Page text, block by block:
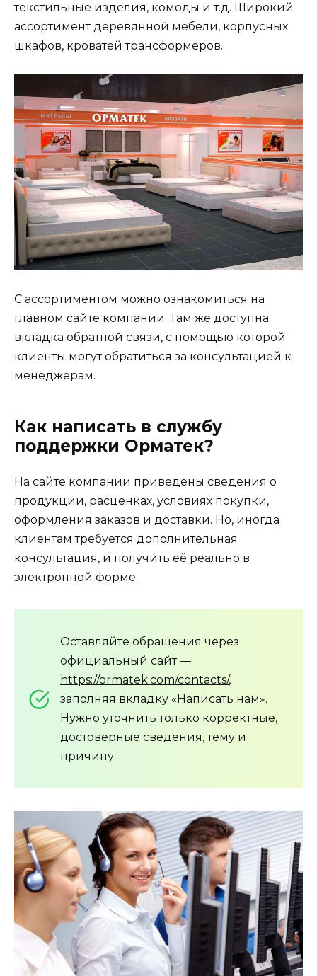
текстильные изделия, комоды и т.д. Широкий
ассортимент деревянной мебели, корпусных
шкафов, кроватей трансформеров.
С ассортиментом можно ознакомиться на
главном сайте компании. Там же доступна
вкладка обратной связи, с помощью которой
клиенты могут обратиться за консультацией к
менеджерам.
Как написать в службу
поддержки Орматек?
На сайте компании приведены сведения о
продукции, расценках, условиях покупки,
оформления заказов и доставки. Но, иногда
клиентам требуется дополнительная
консультация, и получить её реально в
электронной форме.
Оставляйте обращения через
официальный сайт —
https://ormatek.com/contacts/,
заполняя вкладку «Написать нам».
Нужно уточнить только корректные,
достоверные сведения, тему и
причину.